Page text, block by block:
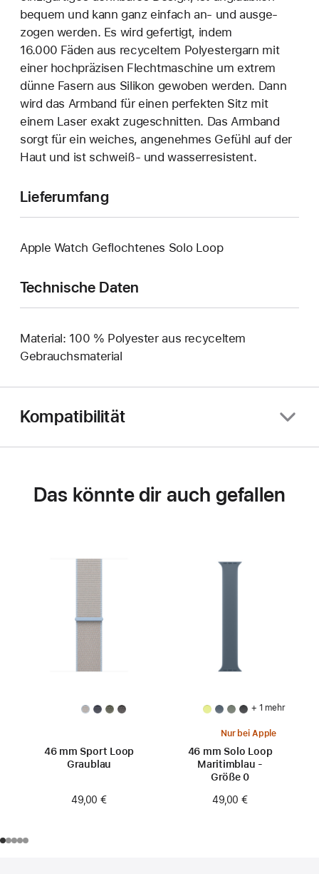
bequem und kann ganz einfach an‑ und ausge­
zogen werden. Es wird gefertigt, indem
16.000 Fäden aus recyceltem Polyester­garn mit
einer hoch­präzisen Flecht­maschine um extrem
dünne Fasern aus Silikon gewoben werden. Dann
wird das Armband für einen perfekten Sitz mit
einem Laser exakt zuge­schnitten. Das Armband
sorgt für ein weiches, angenehmes Gefühl auf der
Haut und ist schweiß- und wasser­resistent.
Lieferumfang
Apple Watch Geflochtenes Solo Loop
Technische Daten
Material: 100 % Polyester aus recyceltem
Gebrauchsmaterial
Kompatibilität
Das könnte dir auch gefallen
46 mm Sport Loop
Graublau
49,00 €
+ 1 mehr
Nur bei Apple
46 mm Solo Loop
Maritimblau -
Größe 0
49,00 €